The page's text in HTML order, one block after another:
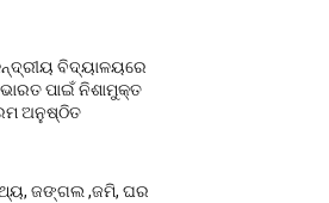
ବିଦ୍ୟାଳୟରେ
ପାଇଁ ନିଶାମୁକ୍ତ
ଅନୁଷ୍ଠିତ
ଜଙ୍ଗଲ ,ଜମି, ଘର